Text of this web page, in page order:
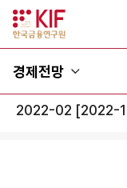
경제전망